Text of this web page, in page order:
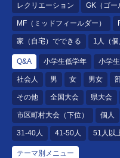
レクリエーション GK（ゴー
MF（ミッドフィールダー）
家（自宅）でできる 1人（
Q&A 小学生低学年 小学
社会人 男 女 男女
その他 全国大会 県大会
市区町村大会（下位） 個人
31-40人 41-50人 51人以
テーマ別メニュー